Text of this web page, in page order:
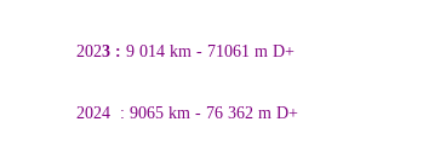
2023 : 9 014 km - 71061 m D+
2024 : 9065 km - 76 362 m D+